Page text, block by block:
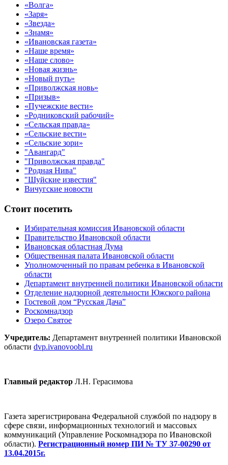
«Волга»
«Заря»
«Звезда»
«Знамя»
«Ивановская газета»
«Наше время»
«Наше слово»
«Новая жизнь»
«Новый путь»
«Приволжская новь»
«Призыв»
«Пучежские вести»
«Родниковский рабочий»
«Сельская правда»
«Сельские вести»
«Сельские зори»
"Авангард"
"Приволжская правда"
"Родная Нива"
"Шуйские известия"
Вичугские новости
Стоит посетить
Избирательная комиссия Ивановской области
Правительство Ивановской области
Ивановская областная Дума
Общественная палата Ивановской области
Уполномоченный по правам ребенка в Ивановской
области
Департамент внутренней политики Ивановской области
Отделение надзорной деятельности Южского района
Гостевой дом “Русская Дача”
Роскомнадзор
Озеро Святое
Учредитель: Департамент внутренней политики Ивановской
области dvp.ivanovoobl.ru
Главный редактор Л.Н. Герасимова
Газета зарегистрирована Федеральной службой по надзору в
сфере связи, информационных технологий и массовых
коммуникаций (Управление Роскомнадзора по Ивановской
области). Регистрационный номер ПИ № ТУ 37-00290 от
13.04.2015г.